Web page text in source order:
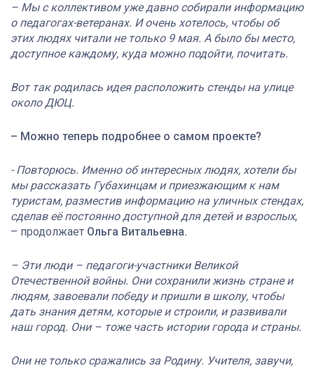
– Мы с коллективом уже давно собирали информацию
о педагогах-ветеранах. И очень хотелось, чтобы об
этих людях читали не только 9 мая. А было бы место,
доступное каждому, куда можно подойти, почитать.
Вот так родилась идея расположить стенды на улице
около ДЮЦ.
– Можно теперь подробнее о самом проекте?
- Повторюсь. Именно об интересных людях, хотели бы
мы рассказать Губахинцам и приезжающим к нам
туристам, разместив информацию на уличных стендах,
сделав её постоянно доступной для детей и взрослых,
– продолжает Ольга Витальевна.
– Эти люди – педагоги-участники Великой
Отечественной войны. Они сохранили жизнь стране и
людям, завоевали победу и пришли в школу, чтобы
дать знания детям, которые и строили, и развивали
наш город. Они – тоже часть истории города и страны.
Они не только сражались за Родину. Учителя, завучи,